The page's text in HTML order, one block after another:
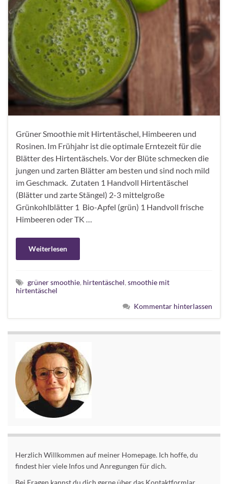
Grüner Smoothie mit Hirtentäschel, Himbeeren und
Rosinen. Im Frühjahr ist die optimale Erntezeit für die
Blätter des Hirtentäschels. Vor der Blüte schmecken die
jungen und zarten Blätter am besten und sind noch mild
im Geschmack. Zutaten 1 Handvoll Hirtentäschel
(Blätter und zarte Stängel) 2-3 mittelgroße
Grünkohlblätter 1 Bio-Apfel (grün) 1 Handvoll frische
Himbeeren oder TK …
Weiterlesen
grüner smoothie, hirtentäschel, smoothie mit
hirtentäschel
Kommentar hinterlassen
Herzlich Willkommen auf meiner Homepage. Ich hoffe, du
findest hier viele Infos und Anregungen für dich.
Bei Fragen kannst du dich gerne über das Kontaktformlar